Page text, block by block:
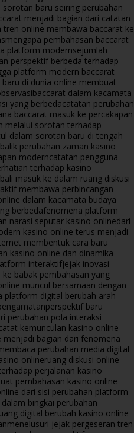
baru seiring perubahan
menjadi bagian dari catatan
tren online membawa baccarat ke
mengapa pembahasan baccarat
platform modernsejumlah
perspektif berbeda terhadap
platform modern baccarat
di dunia online membuat
baccarat dalam kacamata
yang berbedacatatan perubahan
baccarat masuk ke percakapan
melalui sorotan terhadap
dalam sorotan baru di tengah
perubahan zaman kasino
moderncatatan pengguna
terhadap kasino
masuk ke dalam ruang diskusi
membawa perbincangan
dalam kacamata budaya
berbedafenomena platform
narasi seputar kasino onlinedari
kasino online terus menjadi
membentuk cara baru
kasino online dan dinamika
interaktifjejak inovasi
babak pembahasan yang
muncul bersamaan dengan
platform digital berubah arah
perspektif baru
perubahan pola interaksi
kemunculan kasino online
menjadi bagian dari fenomena
perubahan media digital
onlineruang diskusi online
perjalanan kasino
pembahasan kasino online
dari sisi perubahan platform
bingkai perubahan
digital berubah kasino online
menelusuri jejak pergeseran tren